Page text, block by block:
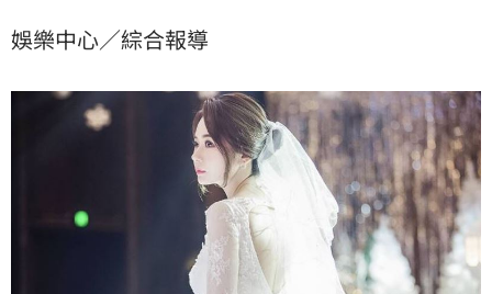
娛樂中心／綜合報導